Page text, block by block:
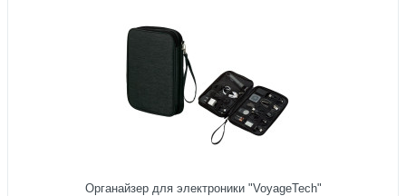
Органайзер для электроники "VoyageTech"